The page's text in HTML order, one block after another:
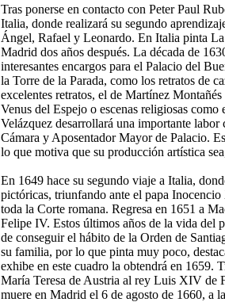
Tras ponerse en contacto con Peter Paul
Italia, donde realizará su segundo
Ángel, Rafael y Leonardo. En Italia pinta
Madrid dos años después. La década de
interesantes encargos para el Palacio del
la Torre de la Parada, como los retratos de
excelentes retratos, el de Martínez
Venus del Espejo o escenas religiosas
Velázquez desarrollará una importante
Cámara y Aposentador Mayor de Palacio.
lo que motiva que su producción artística
En 1649 hace su segundo viaje a Italia,
pictóricas, triunfando ante el papa
toda la Corte romana. Regresa en 1651 a
Felipe IV. Estos últimos años de la vida del
de conseguir el hábito de la Orden de
su familia, por lo que pinta muy poco,
exhibe en este cuadro la obtendrá en 1659.
María Teresa de Austria al rey Luis XIV de
muere en Madrid el 6 de agosto de 1660, a